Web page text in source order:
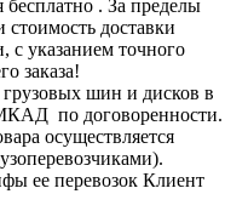
. За пределы
доставки
с указанием точного
заказа!
шин и дисков в
по договоренности.
осуществляется
ее перевозок Клиент